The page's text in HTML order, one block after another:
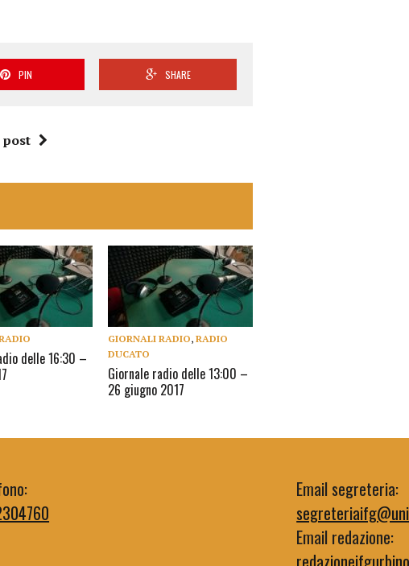
PIN SHARE
post
delle 16:30 –
GIORNALI RADIO,RADIO
DUCATO
Giornale radio delle 13:00 –
26 giugno 2017
Email segreteria:
Email redazione: